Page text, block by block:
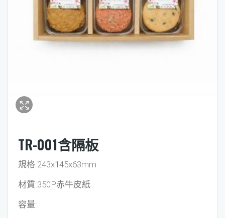
TR-001含隔板
規格:243x145x63mm
材質:350P赤牛皮紙
容量: